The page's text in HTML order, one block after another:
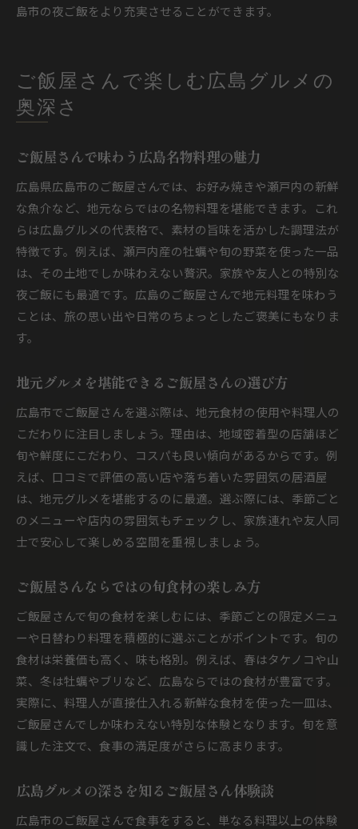
島市の夜ご飯をより充実させることができます。
ご飯屋さんで楽しむ広島グルメの
奥深さ
ご飯屋さんで味わう広島名物料理の魅力
広島県広島市のご飯屋さんでは、お好み焼きや瀬戸内の新鮮
な魚介など、地元ならではの名物料理を堪能できます。これ
らは広島グルメの代表格で、素材の旨味を活かした調理法が
特徴です。例えば、瀬戸内産の牡蠣や旬の野菜を使った一品
は、その土地でしか味わえない贅沢。家族や友人との特別な
夜ご飯にも最適です。広島のご飯屋さんで地元料理を味わう
ことは、旅の思い出や日常のちょっとしたご褒美にもなりま
す。
地元グルメを堪能できるご飯屋さんの選び方
広島市でご飯屋さんを選ぶ際は、地元食材の使用や料理人の
こだわりに注目しましょう。理由は、地域密着型の店舗ほど
旬や鮮度にこだわり、コスパも良い傾向があるからです。例
えば、口コミで評価の高い店や落ち着いた雰囲気の居酒屋
は、地元グルメを堪能するのに最適。選ぶ際には、季節ごと
のメニューや店内の雰囲気もチェックし、家族連れや友人同
士で安心して楽しめる空間を重視しましょう。
ご飯屋さんならではの旬食材の楽しみ方
ご飯屋さんで旬の食材を楽しむには、季節ごとの限定メニュ
ーや日替わり料理を積極的に選ぶことがポイントです。旬の
食材は栄養価も高く、味も格別。例えば、春はタケノコや山
菜、冬は牡蠣やブリなど、広島ならではの食材が豊富です。
実際に、料理人が直接仕入れる新鮮な食材を使った一皿は、
ご飯屋さんでしか味わえない特別な体験となります。旬を意
識した注文で、食事の満足度がさらに高まります。
広島グルメの深さを知るご飯屋さん体験談
広島市のご飯屋さんで食事をすると、単なる料理以上の体験